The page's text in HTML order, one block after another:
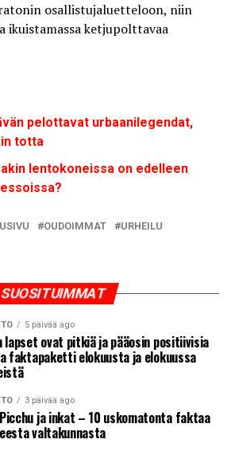
osallistujaluetteloon, niin
ikuistamassa ketjupolttavaa
pelottavat urbaanilegendat,
totta
lentokoneissa on edelleen
OUDOIMMAT URHEILU
SUOSITUIMMAT
5 päivää ago
lapset ovat pitkiä ja pääosin positiivisia
faktapaketti elokuusta ja elokuussa
3 päivää ago
ja inkat – 10 uskomatonta faktaa
valtakunnasta